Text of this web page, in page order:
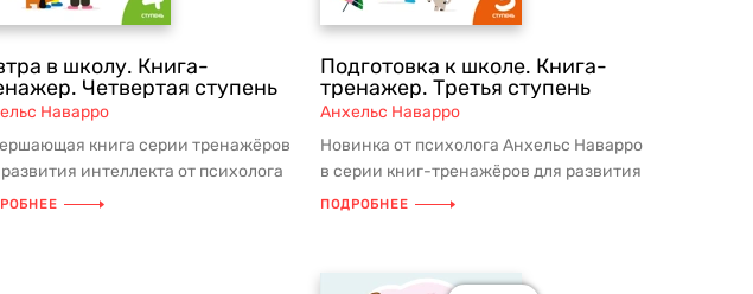
в школу. Книга-
Четвертая ступень
Наварро
книга серии тренажёров
интеллекта от психолога
Наварро! Максимальны...
Подготовка к школе. Книга-
тренажер. Третья ступень
Анхельс Наварро
Новинка от психолога Анхельс Наварро
в серии книг-тренажёров для развития
интеллекта! Задания повыше...
ПОДРОБНЕЕ